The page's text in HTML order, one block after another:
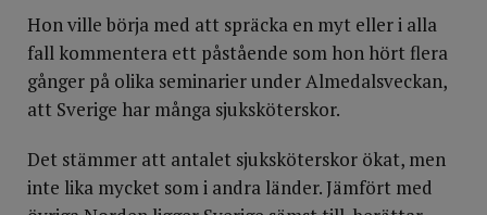
Hon ville börja med att spräcka en myt eller i alla
fall kommentera ett påstående som hon hört flera
gånger på olika seminarier under Almedalsveckan,
att Sverige har många sjuksköterskor.
Det stämmer att antalet sjuksköterskor ökat, men
inte lika mycket som i andra länder. Jämfört med